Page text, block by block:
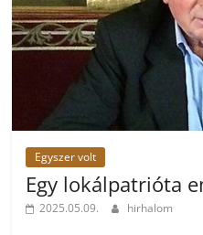
Egyszer volt
Egy lokálpatrióta
2025.05.09. hirhalom